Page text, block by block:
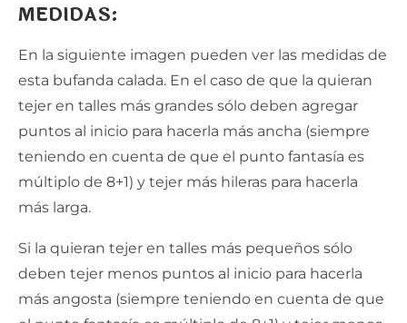
MEDIDAS:
En la siguiente imagen pueden ver las medidas de
esta bufanda calada. En el caso de que la quieran
tejer en talles más grandes sólo deben agregar
puntos al inicio para hacerla más ancha (siempre
teniendo en cuenta de que el punto fantasía es
múltiplo de 8+1) y tejer más hileras para hacerla
más larga.
Si la quieran tejer en talles más pequeños sólo
deben tejer menos puntos al inicio para hacerla
más angosta (siempre teniendo en cuenta de que